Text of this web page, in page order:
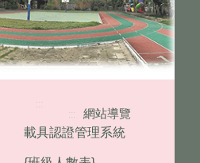
::: 網站導覽
:::
載具認證管理系統